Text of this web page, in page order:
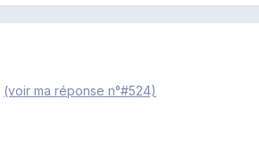
(voir ma réponse n°#524)